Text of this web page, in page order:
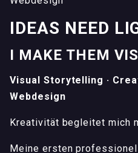
IDEAS NEED
I MAKE THEM
Visual Storytelling ·
Webdesign
Kreativität begleitet mich
Meine ersten